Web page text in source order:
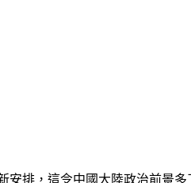
排，這令中國大陸政治前景多